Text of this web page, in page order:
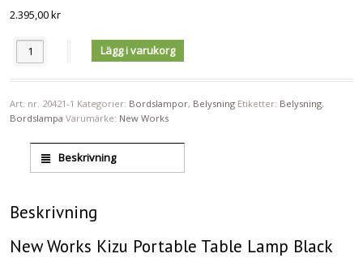
2.395,00kr
Antal Lägg i varukorg
Art. nr. 20421-1 Kategorier: Bordslampor, Belysning Etiketter: Belysning,
Bordslampa Varumärke: New Works
Beskrivning
Beskrivning
New Works Kizu Portable Table Lamp Black